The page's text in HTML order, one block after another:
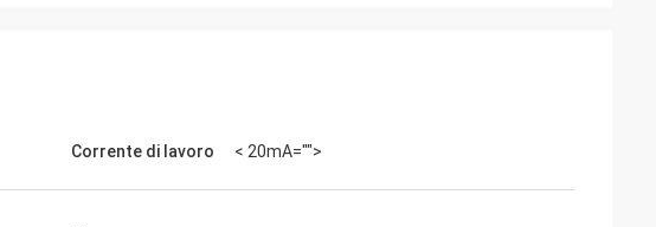
Corrente di lavoro < 20mA="">